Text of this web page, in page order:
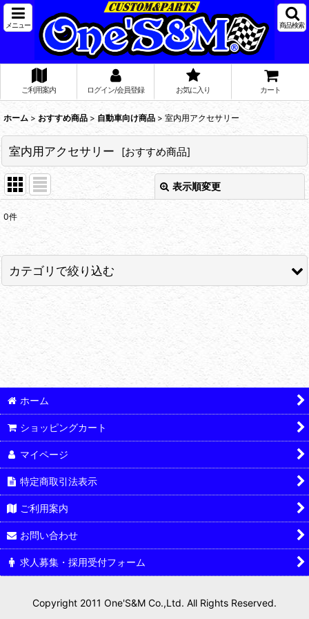
メニュー 商品検索
ご利用案内 ログイン/会員登録 お気に入り カート
ホーム > おすすめ商品 > 自動車向け商品 > 室内用アクセサリー
室内用アクセサリー [おすすめ商品]
表示順変更
在庫あり
並び順:
0件
カテゴリで絞り込む
自動車向け商品 (全商品)
アンテナ・アースチェーン
室内用アクセサリー
外装・エアロパーツ
ホーム
ショッピングカート
マイページ
特定商取引法表示
ご利用案内
お問い合わせ
求人募集・採用受付フォーム
Copyright 2011 One'S&M Co.,Ltd. All Rights Reserved.